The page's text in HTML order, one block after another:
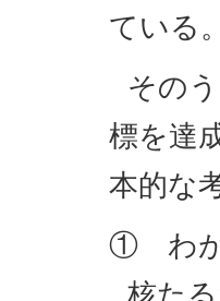
ている
その
標を達
本的な
① わが
核た